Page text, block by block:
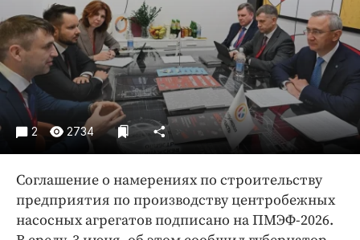
Недвижимость и ЖКХ
Образование
Общество
Погода
Праздники
Происшествия
Спорт
Экономика и бизнес
ПРОЕКТЫ
2 2734
Соглашение о намерениях по строительству
предприятия по производству центробежных
насосных агрегатов подписано на ПМЭФ-2026.